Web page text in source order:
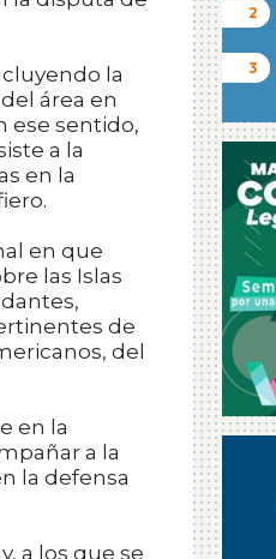
la
área en
ese sentido,
a la
en la
en que
las Islas
de
del
en la
a la
la defensa
a los que se